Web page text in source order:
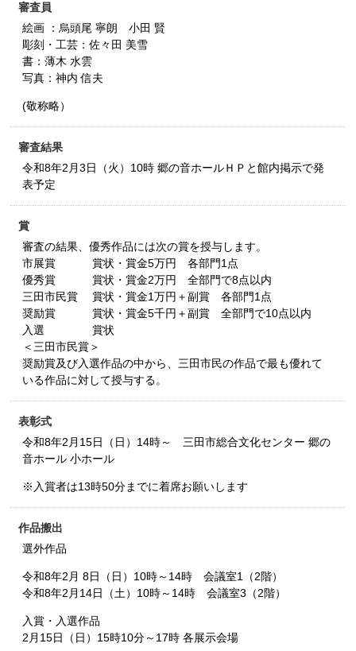
審査員
絵画 ：烏頭尾 寧朗 小田 賢
彫刻・工芸：佐々田 美雪
書：薄木 水雲
写真：神内 信夫
(敬称略）
審査結果
令和8年2月3日（火）10時 郷の音ホールＨＰと館内掲示で発
表予定
賞
審査の結果、優秀作品には次の賞を授与します。
市展賞 賞状・賞金5万円 各部門1点
優秀賞 賞状・賞金2万円 全部門で8点以内
三田市民賞 賞状・賞金1万円＋副賞 各部門1点
奨励賞 賞状・賞金5千円＋副賞 全部門で10点以内
入選 賞状
＜三田市民賞＞
奨励賞及び入選作品の中から、三田市民の作品で最も優れて
いる作品に対して授与する。
表彰式
令和8年2月15日（日）14時～ 三田市総合文化センター 郷の
音ホール 小ホール
※入賞者は13時50分までに着席お願いします
作品搬出
選外作品
令和8年2月 8日（日）10時～14時 会議室1（2階）
令和8年2月14日（土）10時～14時 会議室3（2階）
入賞・入選作品
2月15日（日）15時10分～17時 各展示会場